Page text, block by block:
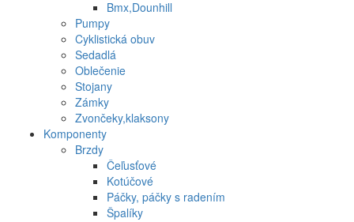
Bmx,Dounhill
Pumpy
Cyklistická obuv
Sedadlá
Oblečenie
Stojany
Zámky
Zvončeky,klaksony
Komponenty
Brzdy
Čeľusťové
Kotúčové
Páčky, páčky s radením
Špalíky